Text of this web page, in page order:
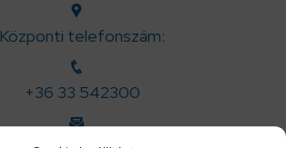
Központi telefonszám:
+36 33 542300